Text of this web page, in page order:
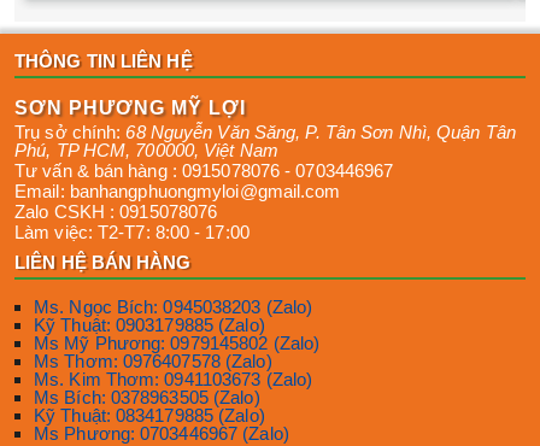
THÔNG TIN LIÊN HỆ
SƠN PHƯƠNG MỸ LỢI
Trụ sở chính:68 Nguyễn Văn Săng, P. Tân Sơn Nhì,Quận Tân
Phú, TP HCM, 700000, Việt Nam
Tư vấn & bán hàng : 0915078076 -0703446967
Email: banhangphuongmyloi@gmail.com
Zalo CSKH :0915078076
Làm việc: T2-T7: 8:00 - 17:00
LIÊN HỆ BÁN HÀNG
Ms. Ngọc Bích: 0945038203 (Zalo)
Kỹ Thuật: 0903179885 (Zalo)
Ms Mỹ Phương: 0979145802 (Zalo)
Ms Thơm: 0976407578 (Zalo)
Ms. Kim Thơm: 0941103673 (Zalo)
Ms Bích: 0378963505 (Zalo)
Kỹ Thuật: 0834179885 (Zalo)
Ms Phương: 0703446967 (Zalo)